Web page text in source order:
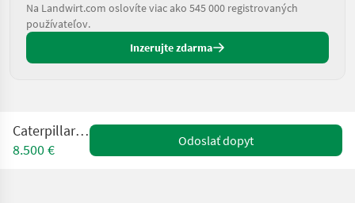
Na Landwirt.com oslovíte viac ako 545 000 registrovaných
používateľov.
Inzerujte zdarma
Caterpillar LR119
8.500 €
Odoslať dopyt